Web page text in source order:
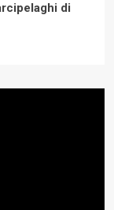
di